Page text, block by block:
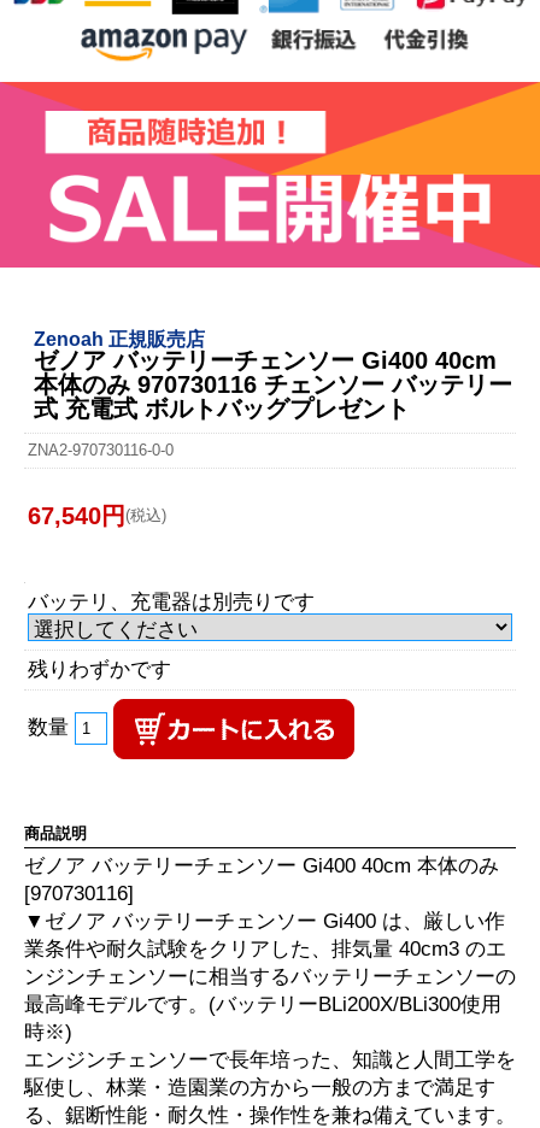
Zenoah 正規販売店
ゼノア バッテリーチェンソー Gi400 40cm
本体のみ 970730116 チェンソー バッテリー
式 充電式 ボルトバッグプレゼント
ZNA2-970730116-0-0
67,540円 (税込)
バッテリ、充電器は別売りです
残りわずかです
数量
商品説明
ゼノア バッテリーチェンソー Gi400 40cm 本体のみ
[970730116]
▼ゼノア バッテリーチェンソー Gi400 は、厳しい作
業条件や耐久試験をクリアした、排気量 40cm3 のエ
ンジンチェンソーに相当するバッテリーチェンソーの
最高峰モデルです。(バッテリーBLi200X/BLi300使用
時※)
エンジンチェンソーで長年培った、知識と人間工学を
駆使し、林業・造園業の方から一般の方まで満足す
る、鋸断性能・耐久性・操作性を兼ね備えています。